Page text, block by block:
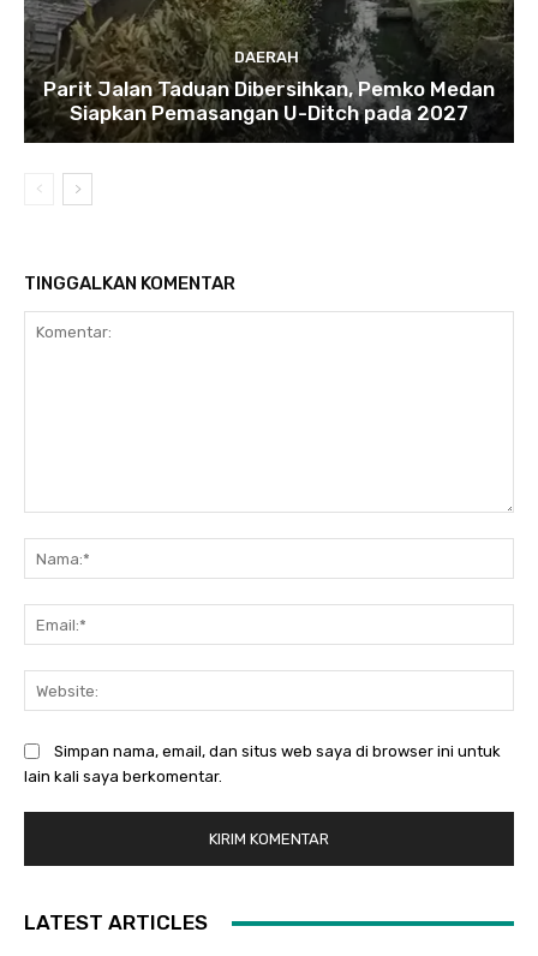
DAERAH
Parit Jalan Taduan Dibersihkan, Pemko Medan
Siapkan Pemasangan U-Ditch pada 2027
TINGGALKAN KOMENTAR
Simpan nama, email, dan situs web saya di browser ini untuk
lain kali saya berkomentar.
LATEST ARTICLES